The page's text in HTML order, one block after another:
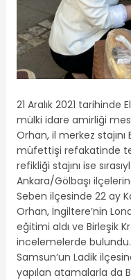
21 Aralık 2021 tarihinde
mülki idare amirliği
Orhan, il merkez stajını
müfettişi refakatinde
refikliği stajını ise
Ankara/Gölbaşı
Seben ilçesinde 22 ay
Orhan, İngiltere’nin
eğitimi aldı ve Birleşik
incelemelerde bulundu.
Samsun’un Ladik
yapılan atamalarla da